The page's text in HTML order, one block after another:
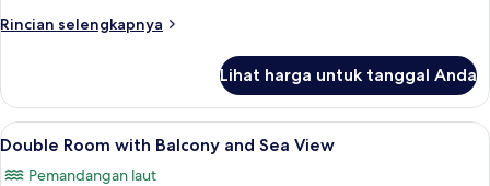
Forest
Rincian selengkapnya
Rincian
Double
Room
with
and
Lihat harga untuk tanggal Anda
Lihat
semua
Busa memori, minibar, setrika/meja
11
Double Room with Balcony and Sea View
Pemandangan laut